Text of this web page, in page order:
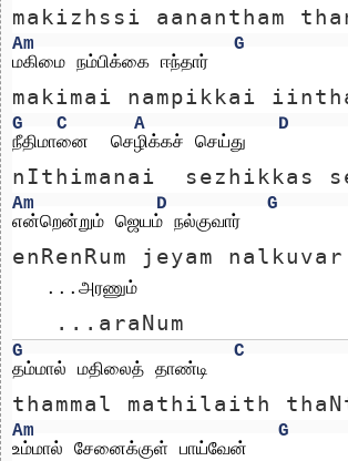
makizhssi aanantham
Am
G
மகிமை நம்பிக்கை ஈந்தார்
makimai nampikkai
G C A
D
நீதிமானை  செழிக்கச் செய்து
nIthimanai  sezhikkas
Am D
G
என்றென்றும் ஜெயம் நல்குவார்
enRenRum jeyam nalkuvar
   ...அரணும்
   ...araNum
G
C
தம்மால் மதிலைத் தாண்டி
thammal mathilaith
Am
G
உம்மால் சேனைக்குள் பாய்வேன்